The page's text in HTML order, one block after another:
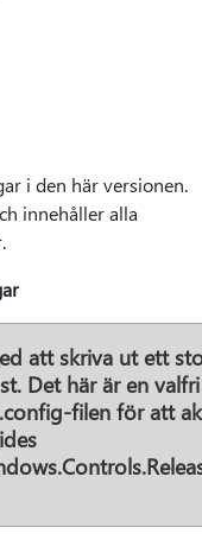
i den här versionen.
innehåller alla
att skriva ut ett
Det här är en
filen för att